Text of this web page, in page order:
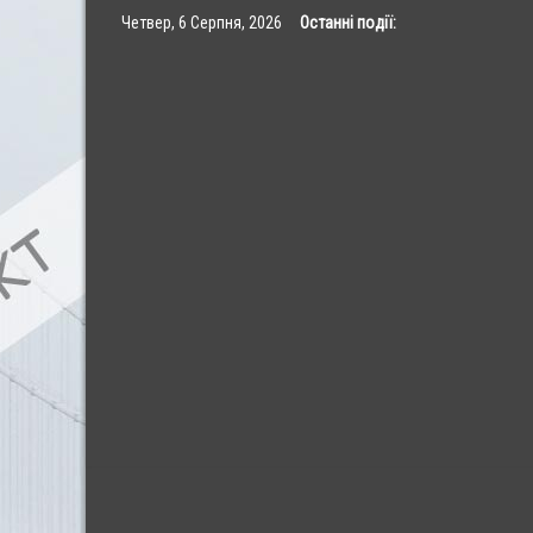
Четвер, 6 Серпня, 2026 Останні події: